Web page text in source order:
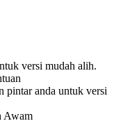
versi mudah alih.
pintar anda untuk versi